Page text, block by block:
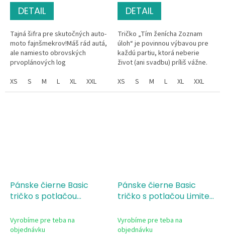
DETAIL
Tajná šifra pre skutočných auto-
moto fajnšmekrov!Máš rád autá,
ale namiesto obrovských
prvoplánových log
minimalistický a tak trochu
tajomný dizajn?...
XS S M L XL XXL
DETAIL
Tričko „Tím ženícha Zoznam
úloh“ je povinnou výbavou pre
každú partiu, ktorá neberie
život (ani svadbu) príliš vážne.
bavlnu so silikónovou úpravou
a...
XS S M L XL XXL
Pánske čierne Basic
tričko s potlačou
Vyrobíme pre teba na
objednávku
Pánske čierne Basic
tričko s potlačou Limited
Vyrobíme pre teba na
objednávku